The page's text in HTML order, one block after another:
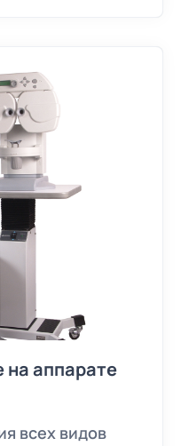
на аппарате
всех видов